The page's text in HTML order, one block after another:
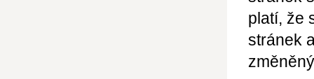
platí, že
stránek